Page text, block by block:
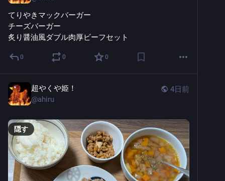
てりやきマックバーガー
チーズバーガー
炙り醤油風ダブル肉厚ビーフセット
0 0 0
4日前
超やくや姫！
@ahiru
隠す